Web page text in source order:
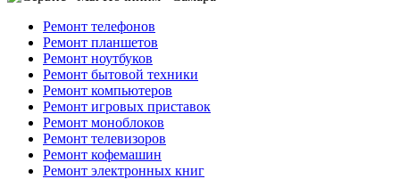
Ремонт телефонов
Ремонт планшетов
Ремонт ноутбуков
Ремонт бытовой техники
Ремонт компьютеров
Ремонт игровых приставок
Ремонт моноблоков
Ремонт телевизоров
Ремонт кофемашин
Ремонт электронных книг